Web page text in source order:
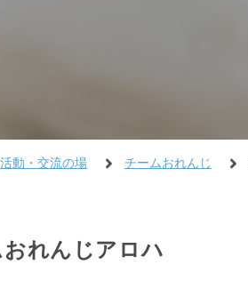
活動・交流の場 チームおれんじ
れんじアロハ